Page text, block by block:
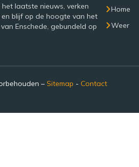
laatste nieuws, verken
blijf op de hoogte van het
Enschede, gebundeld op
Home
Weer
– Sitemap - Contact